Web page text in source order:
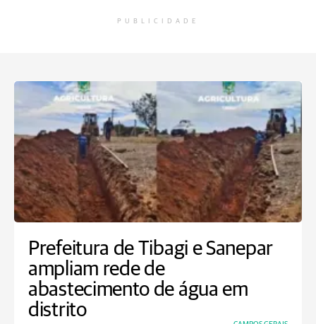
PUBLICIDADE
Prefeitura de Tibagi e Sanepar
ampliam rede de
abastecimento de água em
distrito